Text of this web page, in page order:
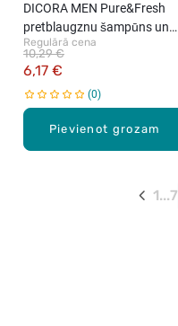
Pievienot grozam
DICORA MEN Pure&Fresh
pretblaugznu šampūns un
kondicionieris matiem, 800ml
Regulārā cena
6,17 €
10,29 €
0
1...7